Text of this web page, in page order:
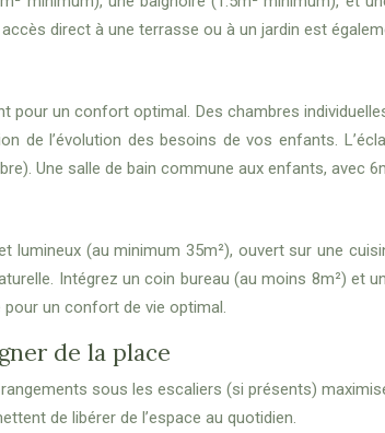
direct à une terrasse ou à un jardin est
un confort optimal. Des chambres
l’évolution des besoins de vos enfants.
Une salle de bain commune aux enfants, avec
(au minimum 35m²), ouvert sur une
Intégrez un coin bureau (au moins 8m²) et
un confort de vie optimal.
de la place
sous les escaliers (si présents)
de libérer de l’espace au quotidien.